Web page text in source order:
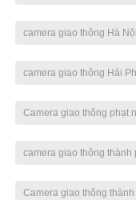
camera giao thông Hà
camera giao thông Hải
Camera giao thông phạt
camera giao thông thành
Camera giao thông